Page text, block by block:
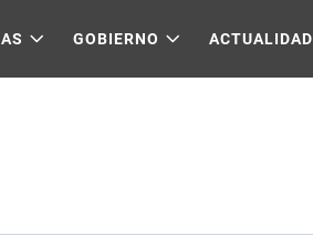
GOBIERNO ACTUALIDAD